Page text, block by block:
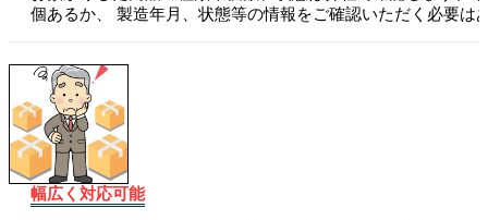
個あるか、 製造年月、状態等の情報をご確認いただく必要は
幅広く対応可能